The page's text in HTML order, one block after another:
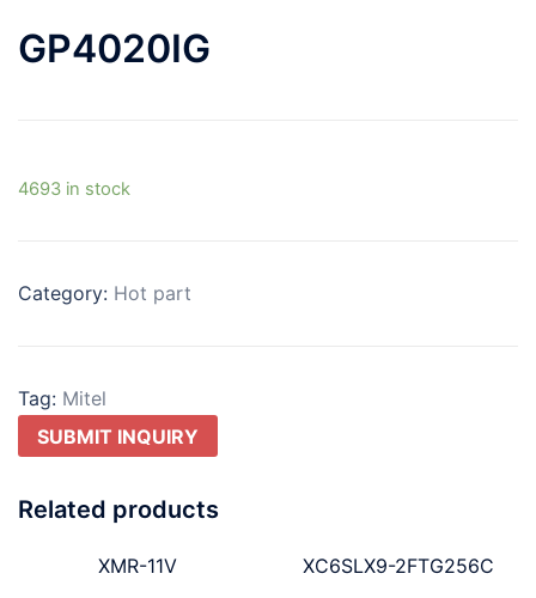
GP4020IG
4693 in stock
Category: Hot part
Tag: Mitel
SUBMIT INQUIRY
Related products
XMR-11V XC6SLX9-2FTG256C